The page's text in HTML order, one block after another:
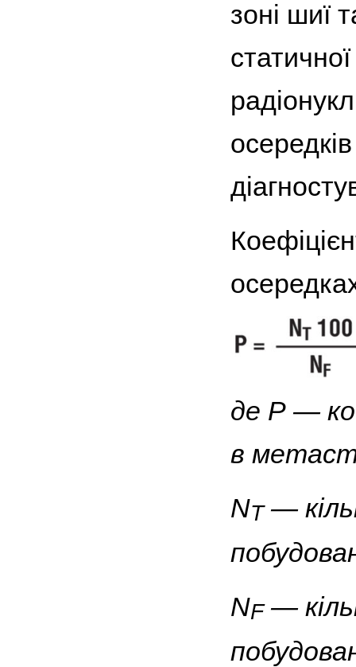
зоні шиї
де Р —
в
NT—
NF—